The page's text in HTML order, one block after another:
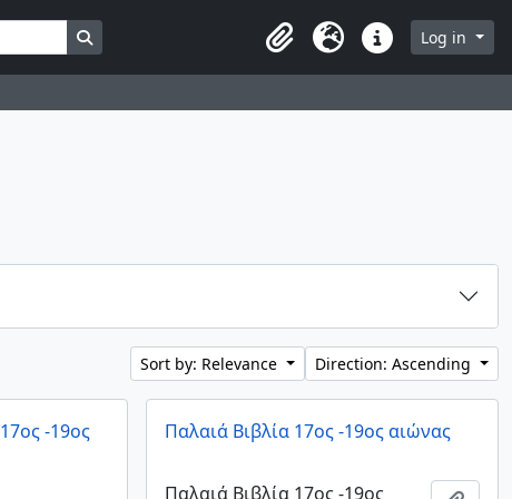
Search in browse page
ClipboardLanguageQuick linksLog in
Sort by: Relevance Direction: Ascending
-19ος
Παλαιά Βιβλία 17ος -19ος αιώνας
Παλαιά Βιβλία 17ος -19ος